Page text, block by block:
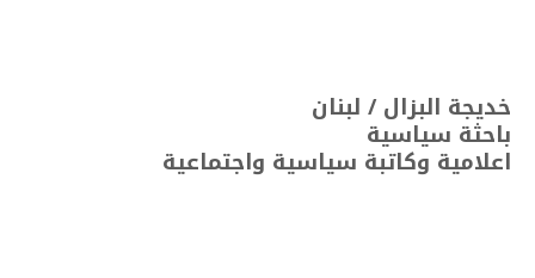
خديجة البزال / لبنان
باحثة سياسية
اعلامية وكاتبة سياسية واجتماعية